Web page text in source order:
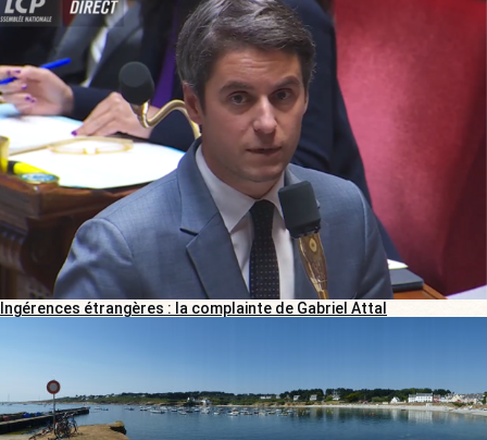
Ingérences étrangères : la complainte de Gabriel Attal